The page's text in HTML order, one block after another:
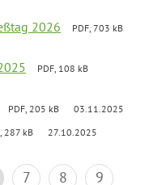
2026
PDF, 703 kB
PDF, 108 kB
PDF, 205 kB 03.11.2025
287 kB 27.10.2025
7 8
9